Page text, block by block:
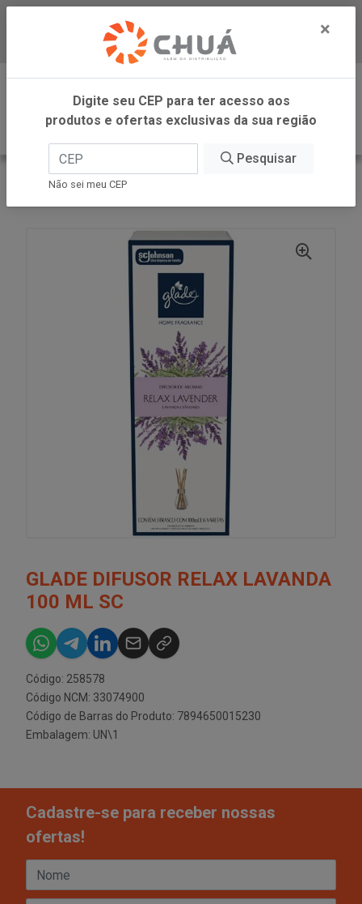
Baixe já nosso APP
0
INÍCIO
SC JOHNSON
GLADE DIFUSOR RELAX LAVANDA
100 ML SC
Código: 258578
Código NCM: 33074900
Código de Barras do Produto: 7894650015230
Embalagem: UN\1
Cadastre-se para receber nossas
ofertas!
×
Digite seu CEP para ter acesso aos
produtos e ofertas exclusivas da sua região
Pesquisar
Não sei meu CEP